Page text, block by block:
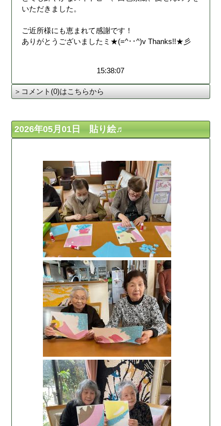
いただきました。
ご近所様にも恵まれて感謝です！
ありがとうございましたミ★(=^･･^)v Thanks!!★彡
15:38:07
＞コメント(0)はこちらから
2026年05月01日 貼り絵♬